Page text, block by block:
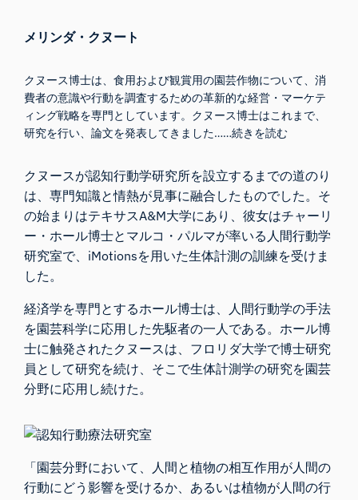
メリンダ・クヌート
クヌース博士は、食用および観賞用の園芸作物について、消
費者の意識や行動を調査するための革新的な経営・マーケテ
ィング戦略を専門としています。クヌース博士はこれまで、
研究を行い、論文を発表してきました……続きを読む
クヌースが認知行動学研究所を設立するまでの道のり
は、専門知識と情熱が見事に融合したものでした。そ
の始まりはテキサスA&M大学にあり、彼女はチャーリ
ー・ホール博士とマルコ・パルマが率いる人間行動学
研究室で、 iMotionsを用いた生体計測の訓練を受けま
した。
経済学を専門とするホール博士は、人間行動学の手法
を園芸科学に応用した先駆者の一人である。ホール博
士に触発されたクヌースは、フロリダ大学で博士研究
員として研究を続け、そこで生体計測学の研究を園芸
分野に応用し続けた。
「園芸分野において、人間と植物の相互作用が人間の
行動にどう影響を受けるか、あるいは植物が人間の行